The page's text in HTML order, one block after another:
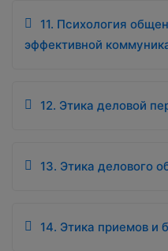
11. Психология
эффективной
12. Этика деловой
13. Этика делового
14. Этика приемов и